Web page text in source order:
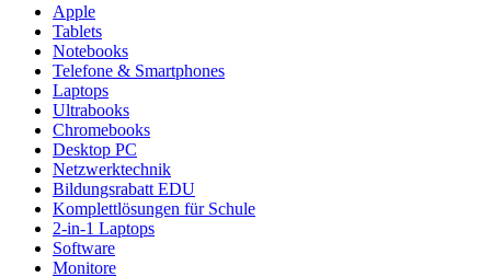
Apple
Tablets
Notebooks
Telefone & Smartphones
Laptops
Ultrabooks
Chromebooks
Desktop PC
Netzwerktechnik
Bildungsrabatt EDU
Komplettlösungen für Schule
2-in-1 Laptops
Software
Monitore